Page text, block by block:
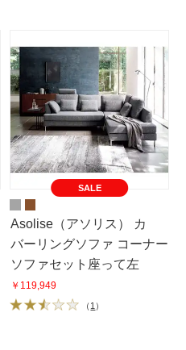
SALE
Asolise（アソリス） カ
バーリングソファ コーナー
ソファセット座って左
￥119,949
（ 1 ）